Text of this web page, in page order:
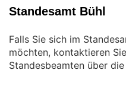
Standesamt Bühl
Falls Sie sich im
möchten, kontaktieren
Standesbeamten über